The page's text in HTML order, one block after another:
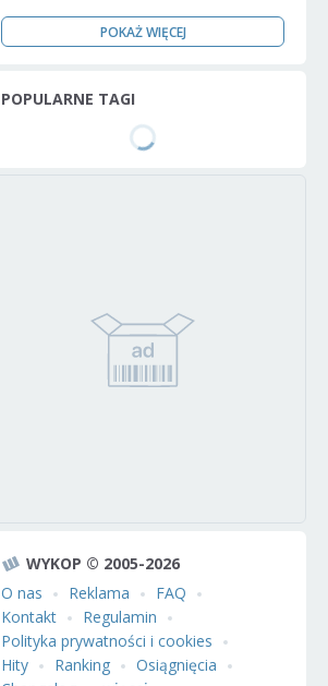
POKAŻ WIĘCEJ
POPULARNE TAGI
WYKOP © 2005-2026
O nas
Reklama
FAQ
Kontakt
Regulamin
Polityka prywatności i cookies
Hity
Ranking
Osiągnięcia